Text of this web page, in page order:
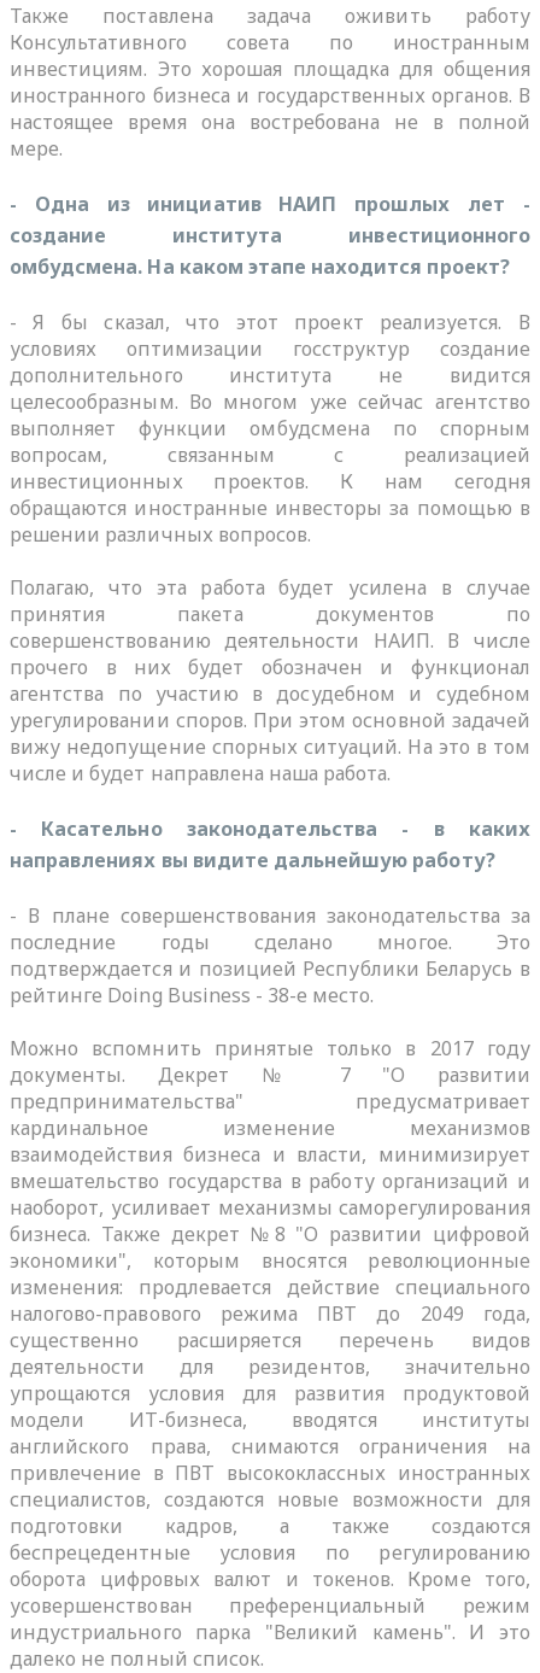
Также поставлена задача оживить работу
Консультативного совета по иностранным
инвестициям. Это хорошая площадка для общения
иностранного бизнеса и государственных органов. В
настоящее время она востребована не в полной
мере.
- Одна из инициатив НАИП прошлых лет -
создание института инвестиционного
омбудсмена. На каком этапе находится проект?
- Я бы сказал, что этот проект реализуется. В
условиях оптимизации госструктур создание
дополнительного института не видится
целесообразным. Во многом уже сейчас агентство
выполняет функции омбудсмена по спорным
вопросам, связанным с реализацией
инвестиционных проектов. К нам сегодня
обращаются иностранные инвесторы за помощью в
решении различных вопросов.
Полагаю, что эта работа будет усилена в случае
принятия пакета документов по
совершенствованию деятельности НАИП. В числе
прочего в них будет обозначен и функционал
агентства по участию в досудебном и судебном
урегулировании споров. При этом основной задачей
вижу недопущение спорных ситуаций. На это в том
числе и будет направлена наша работа.
- Касательно законодательства - в каких
направлениях вы видите дальнейшую работу?
- В плане совершенствования законодательства за
последние годы сделано многое. Это
подтверждается и позицией Республики Беларусь в
рейтинге Doing Business - 38-е место.
Можно вспомнить принятые только в 2017 году
документы. Декрет № 7 "О развитии
предпринимательства" предусматривает
кардинальное изменение механизмов
взаимодействия бизнеса и власти, минимизирует
вмешательство государства в работу организаций и
наоборот, усиливает механизмы саморегулирования
бизнеса. Также декрет №8 "О развитии цифровой
экономики", которым вносятся революционные
изменения: продлевается действие специального
налогово-правового режима ПВТ до 2049 года,
существенно расширяется перечень видов
деятельности для резидентов, значительно
упрощаются условия для развития продуктовой
модели ИТ-бизнеса, вводятся институты
английского права, снимаются ограничения на
привлечение в ПВТ высококлассных иностранных
специалистов, создаются новые возможности для
подготовки кадров, а также создаются
беспрецедентные условия по регулированию
оборота цифровых валют и токенов. Кроме того,
усовершенствован преференциальный режим
индустриального парка "Великий камень". И это
далеко не полный список.